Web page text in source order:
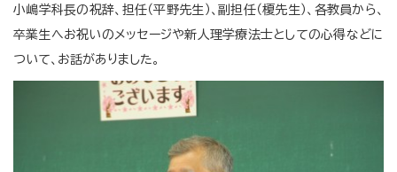
小嶋学科長の祝辞、担任（平野先生）、副担任（榎先生）、各教員から、
卒業生へお祝いのメッセージや新人理学療法士としての心得などに
ついて、お話がありました。